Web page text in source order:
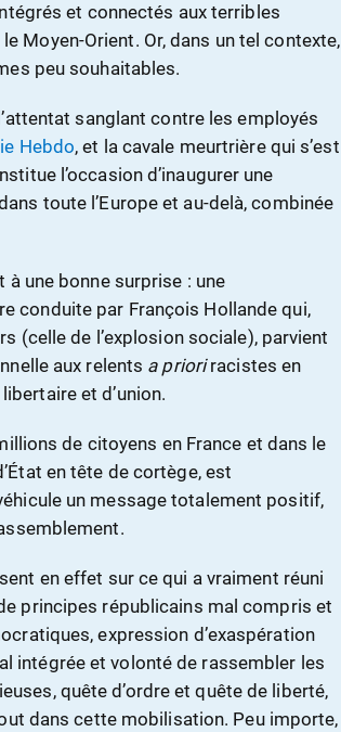
et connectés aux terribles
Moyen-Orient. Or, dans un tel contexte,
peu souhaitables.
sanglant contre les employés
Hebdo, et la cavale meurtrière qui s’est
l’occasion d’inaugurer une
toute l’Europe et au-delà, combinée
une bonne surprise : une
conduite par François Hollande qui,
(celle de l’explosion sociale), parvient
aux relents a prioriracistes en
et d’union.
de citoyens en France et dans le
en tête de cortège, est
un message totalement positif,
en effet sur ce qui a vraiment réuni
principes républicains mal compris et
expression d’exaspération
intégrée et volonté de rassembler les
quête d’ordre et quête de liberté,
dans cette mobilisation. Peu importe,